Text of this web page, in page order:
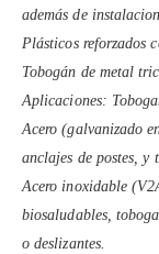
además de
Plásticos reforzados
Tobogán de metal
Aplicaciones:
Acero (galvanizado
anclajes de postes, y
Acero inoxidable
biosaludables,
o deslizantes.